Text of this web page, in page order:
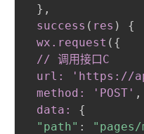
} ,
success ( res )
{
wx .request ( {
// 调用接口C
url: 'https://
method: 'POST' ,
data:
{
"path" : "pages/